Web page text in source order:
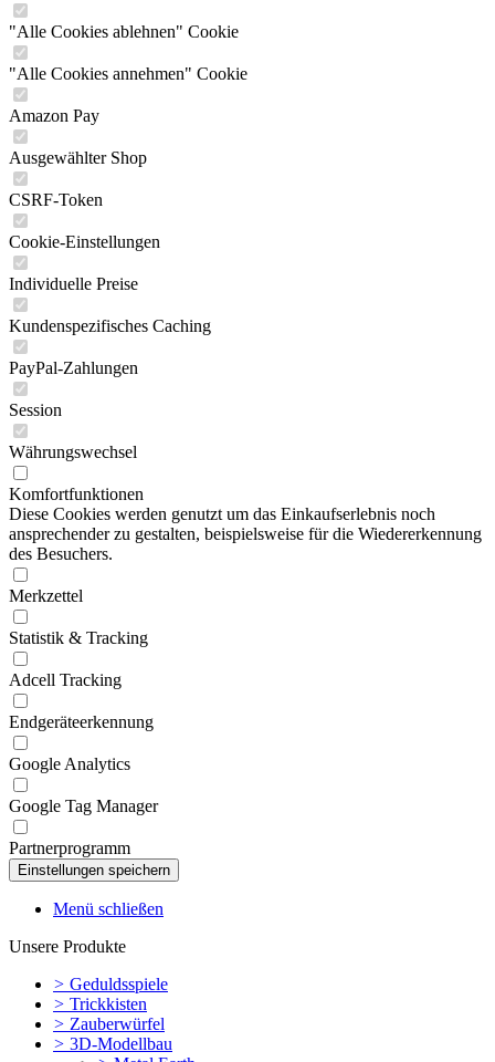
"Alle Cookies ablehnen" Cookie
"Alle Cookies annehmen" Cookie
Amazon Pay
Ausgewählter Shop
CSRF-Token
Cookie-Einstellungen
Individuelle Preise
Kundenspezifisches Caching
PayPal-Zahlungen
Session
Währungswechsel
Komfortfunktionen
Diese Cookies werden genutzt um das Einkaufserlebnis noch
ansprechender zu gestalten, beispielsweise für die Wiedererkennung
des Besuchers.
Merkzettel
Statistik & Tracking
Adcell Tracking
Endgeräteerkennung
Google Analytics
Google Tag Manager
Partnerprogramm
Menü schließen
Unsere Produkte
> Geduldsspiele
> Trickkisten
> Zauberwürfel
> 3D-Modellbau